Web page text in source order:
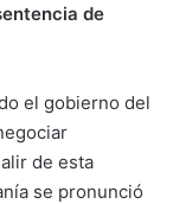
de
el gobierno del
de esta
se pronunció